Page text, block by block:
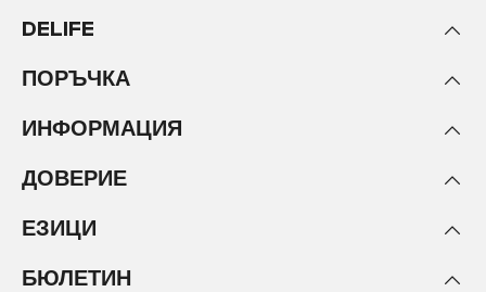
DELIFE
ПОРЪЧКА
ИНФОРМАЦИЯ
ДОВЕРИЕ
ЕЗИЦИ
БЮЛЕТИН